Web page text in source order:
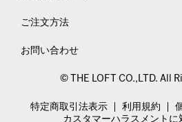
ご注文方法
お問い合わせ
© THE LOFT CO.,LTD. All
特定商取引法表示 利用規約
カスタマーハラスメントに